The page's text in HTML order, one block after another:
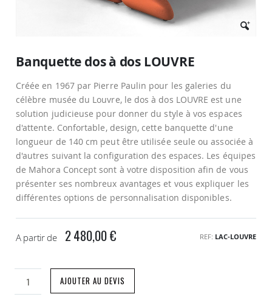
début
la
Galerie
Banquette dos à dos LOUVRE
Créée en 1967 par Pierre Paulin pour les galeries du
célèbre musée du Louvre, le dos à dos LOUVRE est une
solution judicieuse pour donner du style à vos espaces
d'attente. Confortable, design, cette banquette d'une
longueur de 140 cm peut être utilisée seule ou associée à
d'autres suivant la configuration des espaces. Les équipes
de Mahora Concept sont à votre disposition afin de vous
présenter ses nombreux avantages et vous expliquer les
différentes options de personnalisation disponibles.
A partir de 2 480,00 € REF LAC-LOUVRE
AJOUTER AU DEVIS